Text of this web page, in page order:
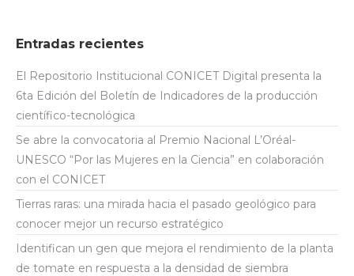
Entradas recientes
El Repositorio Institucional CONICET Digital presenta la
6ta Edición del Boletín de Indicadores de la producción
científico-tecnológica
Se abre la convocatoria al Premio Nacional L’Oréal-
UNESCO “Por las Mujeres en la Ciencia” en colaboración
con el CONICET
Tierras raras: una mirada hacia el pasado geológico para
conocer mejor un recurso estratégico
Identifican un gen que mejora el rendimiento de la planta
de tomate en respuesta a la densidad de siembra